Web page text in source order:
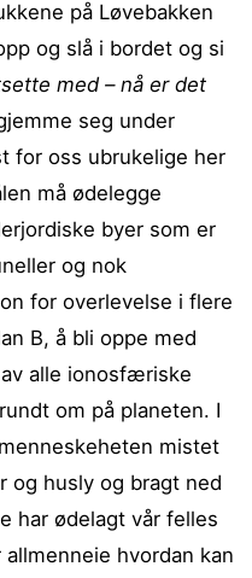
på Løvebakken
og slå i bordet og si
med – nå er det
seg under
for oss ubrukelige her
må ødelegge
byer som er
og nok
for overlevelse i flere
B, å bli oppe med
alle ionosfæriske
om på planeten. I
mistet
og husly og bragt ned
har ødelagt vår felles
hvordan kan